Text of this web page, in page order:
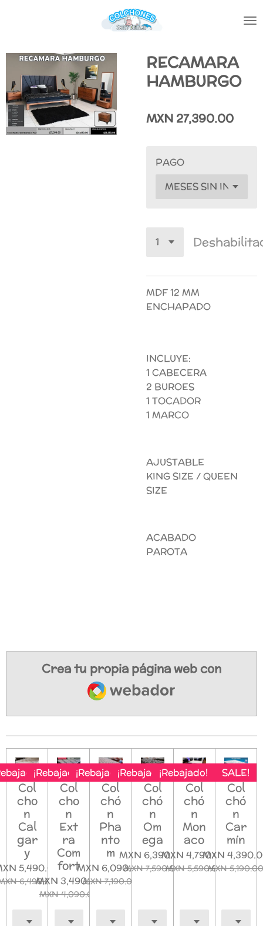
principal
RECAMARA
HAMBURGO
MXN 27,390.00
PAGO
MDF 12 MM
ENCHAPADO
INCLUYE:
1 CABECERA
2 BUROES
1 TOCADOR
1 MARCO
AJUSTABLE
KING SIZE / QUEEN
SIZE
ACABADO
PAROTA
Crea tu propia página web con
Webador
Col
cho
n
Cal
gar
y
5,490.00
6,490.00
¡Rebajado!
Col
cho
n
Ext
ra
Com
fort
MXN 3,490.00
MXN 4,090.00
¡Rebajado!
Col
chó
n
Pha
nto
m
MXN 6,090.00
MXN 7,190.00
¡Rebajado!
Col
chó
n
Om
ega
MXN 6,390.00
MXN 7,590.00
¡Rebajado!
Col
chó
n
Mon
aco
MXN 4,790.00
MXN 5,590.00
SALE!
Col
chó
n
Car
mín
MXN
MXN